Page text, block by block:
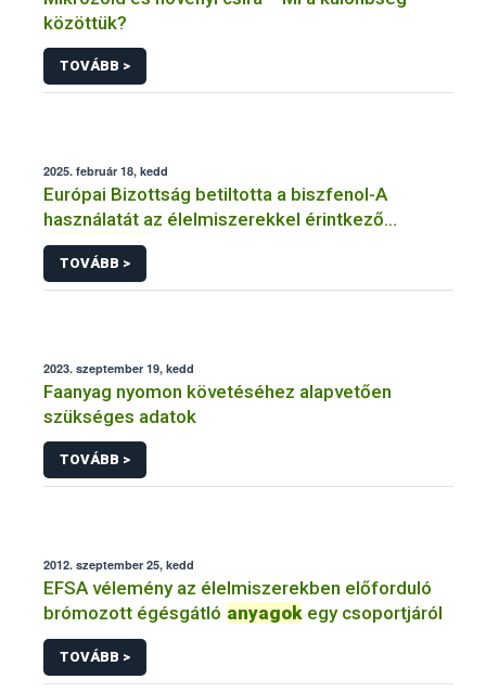
közöttük?
TOVÁBB >
2025. február 18, kedd
Európai Bizottság betiltotta a biszfenol-A
használatát az élelmiszerekkel érintkező
anyagokban
TOVÁBB >
2023. szeptember 19, kedd
Faanyag nyomon követéséhez alapvetően
szükséges adatok
TOVÁBB >
2012. szeptember 25, kedd
EFSA vélemény az élelmiszerekben előforduló
brómozott égésgátló anyagok egy csoportjáról
TOVÁBB >